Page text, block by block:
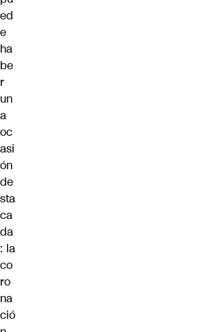
ed
e
ha
be
r
un
a
oc
asi
ón
de
sta
ca
da
: la
co
ro
na
ció